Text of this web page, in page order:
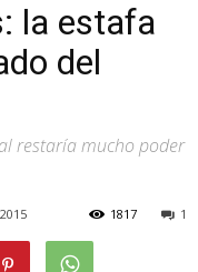
la estafa
del
restaría mucho poder
1
1817